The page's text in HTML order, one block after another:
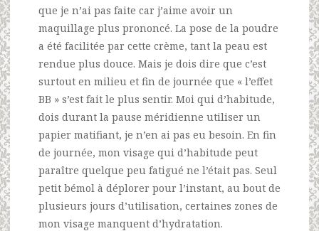
que je n’ai pas faite car j’aime avoir un
maquillage plus prononcé. La pose de la poudre
a été facilitée par cette crème, tant la peau est
rendue plus douce. Mais je dois dire que c’est
surtout en milieu et fin de journée que « l’effet
BB » s’est fait le plus sentir. Moi qui d’habitude,
dois durant la pause méridienne utiliser un
papier matifiant, je n’en ai pas eu besoin. En fin
de journée, mon visage qui d’habitude peut
paraître quelque peu fatigué ne l’était pas. Seul
petit bémol à déplorer pour l’instant, au bout de
plusieurs jours d’utilisation, certaines zones de
mon visage manquent d’hydratation.